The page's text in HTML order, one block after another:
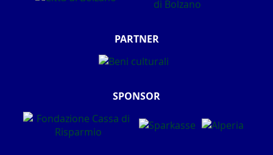
PARTNER
SPONSOR